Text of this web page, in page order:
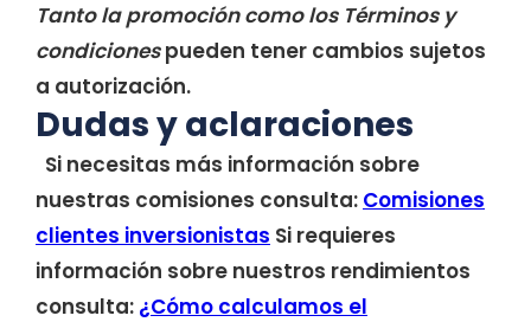
Tanto la promoción como los Términos y
condicionespueden tener cambios sujetos
a autorización.
Dudas y aclaraciones
Si necesitas más información sobre
nuestras comisiones consulta: Comisiones
clientes inversionistas Si requieres
información sobre nuestros rendimientos
consulta: ¿Cómo calculamos el